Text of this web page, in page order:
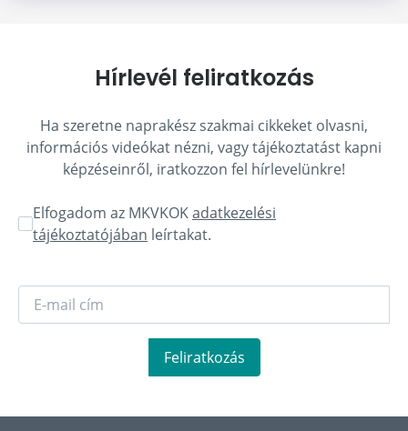
Hírlevél feliratkozás
Ha szeretne naprakész szakmai cikkeket olvasni,
információs videókat nézni, vagy tájékoztatást kapni
képzéseinről, iratkozzon fel hírlevelünkre!
Elfogadom az MKVKOKadatkezelési
tájékoztatójában leírtakat.
Feliratkozás